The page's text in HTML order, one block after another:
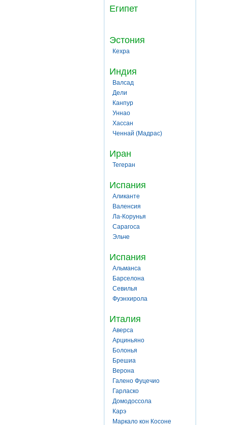
Египет
Эстония
Кехра
Индия
Валсад
Дели
Канпур
Уннао
Хассан
Ченнай (Мадрас)
Иран
Тегеран
Испания
Аликанте
Валенсия
Ла-Корунья
Сарагоса
Эльче
Испания
Альманса
Барселона
Севилья
Фуэнхирола
Италия
Аверса
Арциньяно
Болонья
Брешиа
Верона
Галено Фуцечио
Гарласко
Домодоссола
Карэ
Маркало кон Косоне